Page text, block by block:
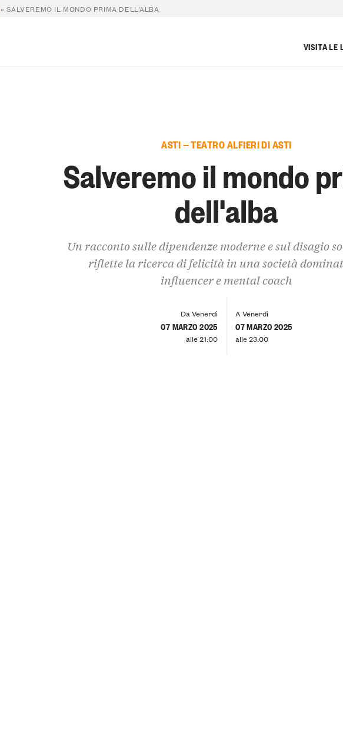
»SALVEREMO IL MONDO PRIMA DELL’ALBA
VISITA LE
ASTI — TEATRO ALFIERI DI ASTI
Salveremo il mondo
dell'alba
Un racconto sulle dipendenze moderne e sul disagio
riflette la ricerca di felicità in una società
influencer e mental coach
Da Venerdì
07 MARZO 2025
alle 21:00
A Venerdì
07 MARZO 2025
alle 23:00